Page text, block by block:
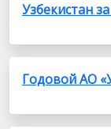
Узбекистан
Годовой АО